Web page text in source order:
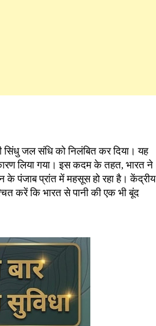
जल संधि को निलंबित कर दिया। यह
लिया गया। इस कदम के तहत, भारत ने
के पंजाब प्रांत में महसूस हो रहा है। केंद्रीय
करें कि भारत से पानी की एक भी बूंद